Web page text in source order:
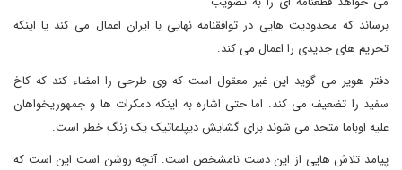
برساند که محدودیت هایی در توافقنامه نهایی با ایران اعمال می کند یا اینکه
تحریم های جدیدی را اعمال می کند.
دفتر هویر می گوید این غیر معقول است که وی طرحی را امضاء کند که کاخ
سفید را تضعیف می کند. اما حتی اشاره به اینکه دمکرات ها و جمهوریخواهان
علیه اوباما متحد می شوند برای گشایش دیپلماتیک یک زنگ خطر است.
پیامد تلاش هایی از این دست نامشخص است. آنچه روشن است این است که